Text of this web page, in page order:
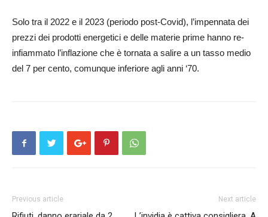
Solo tra il 2022 e il 2023 (periodo post-Covid), l’impennata dei
prezzi dei prodotti energetici e delle materie prime hanno re-
infiammato l’inflazione che è tornata a salire a un tasso medio
del 7 per cento, comunque inferiore agli anni ‘70.
Previous article Next article